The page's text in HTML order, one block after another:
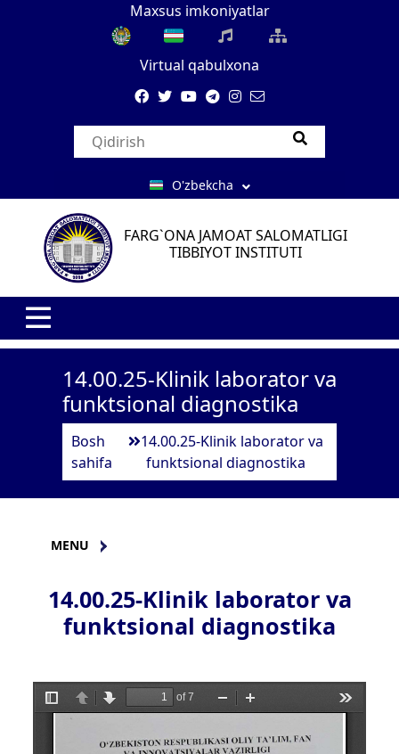
Maxsus imkoniyatlar
Virtual qabulxona
O'zbekcha
FARG`ONA JAMOAT SALOMATLIGI
TIBBIYOT INSTITUTI
14.00.25-Klinik laborator va
funktsional diagnostika
Bosh
sahifa
14.00.25-Klinik laborator va
funktsional diagnostika
MENU
14.00.25-Klinik laborator va
funktsional diagnostika